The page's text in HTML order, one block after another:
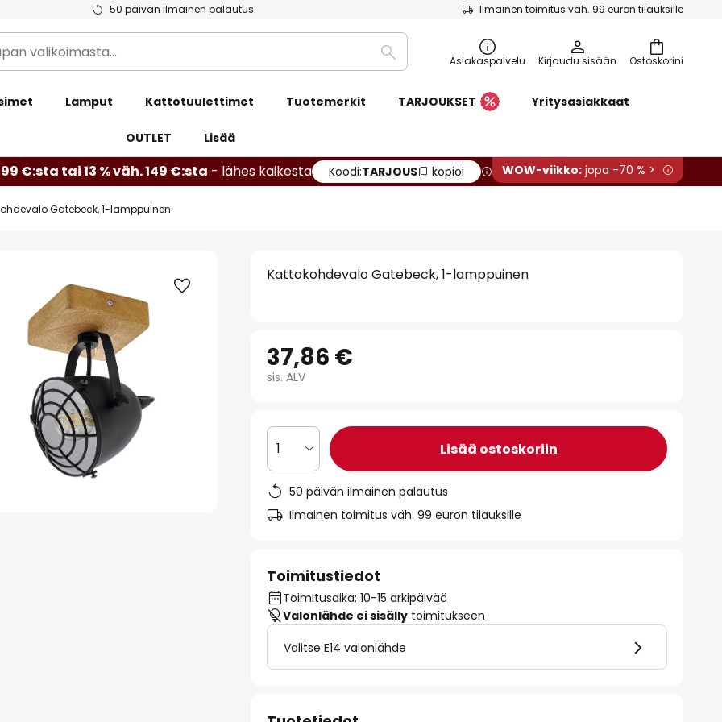
50 päivän ilmainen palautus Ilmainen toimitus väh. 99 euron tilauksille
Ostoskorini
Etsi Asiakaspalvelu Kirjaudu sisään
Lamput Kattotuulettimet Tuotemerkit TARJOUKSET Yritysasiakkaat
OUTLET Lisää
€:sta tai 13 % väh. 149 €:sta - lähes kaikesta Koodi:TARJOUS kopioi WOW-viikko: jopa -70 % >
Gatebeck, 1-lamppuinen
Kattokohdevalo Gatebeck, 1-lamppuinen
37,86 €
sis. ALV
1 Lisää ostoskoriin
50 päivän ilmainen palautus
Ilmainen toimitus väh. 99 euron tilauksille
Toimitustiedot
Toimitusaika: 10-15 arkipäivää
Valonlähde ei sisälly toimitukseen
Valitse E14 valonlähde